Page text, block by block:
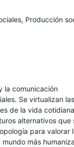
Producción
la comunicación
Se virtualizan las
de la vida
alternativos que
para valorar
más